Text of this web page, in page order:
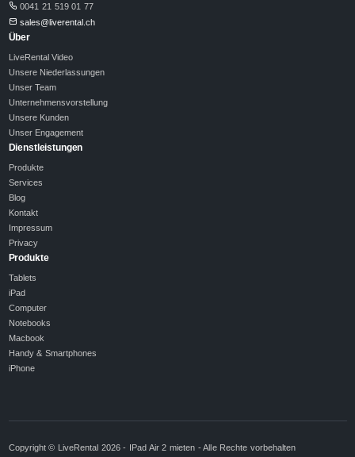
0041 21 519 01 77
sales@liverental.ch
Über
LiveRental Video
Unsere Niederlassungen
Unser Team
Unternehmensvorstellung
Unsere Kunden
Unser Engagement
Dienstleistungen
Produkte
Services
Blog
Kontakt
Impressum
Privacy
Produkte
Tablets
iPad
Computer
Notebooks
Macbook
Handy & Smartphones
iPhone
Copyright © LiveRental 2026 - IPad Air 2 mieten - Alle Rechte vorbehalten